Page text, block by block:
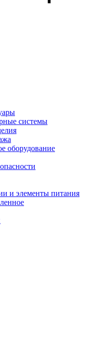
системы
оборудование
и элементы питания